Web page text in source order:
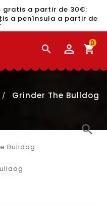
gratis a partir de 30€:
a península a partir de
 shopping_cart
0
Grinder The Bulldog
search